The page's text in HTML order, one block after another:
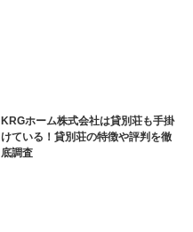
KRGホーム株式会社は貸別荘も手掛
けている！貸別荘の特徴や評判を徹
底調査